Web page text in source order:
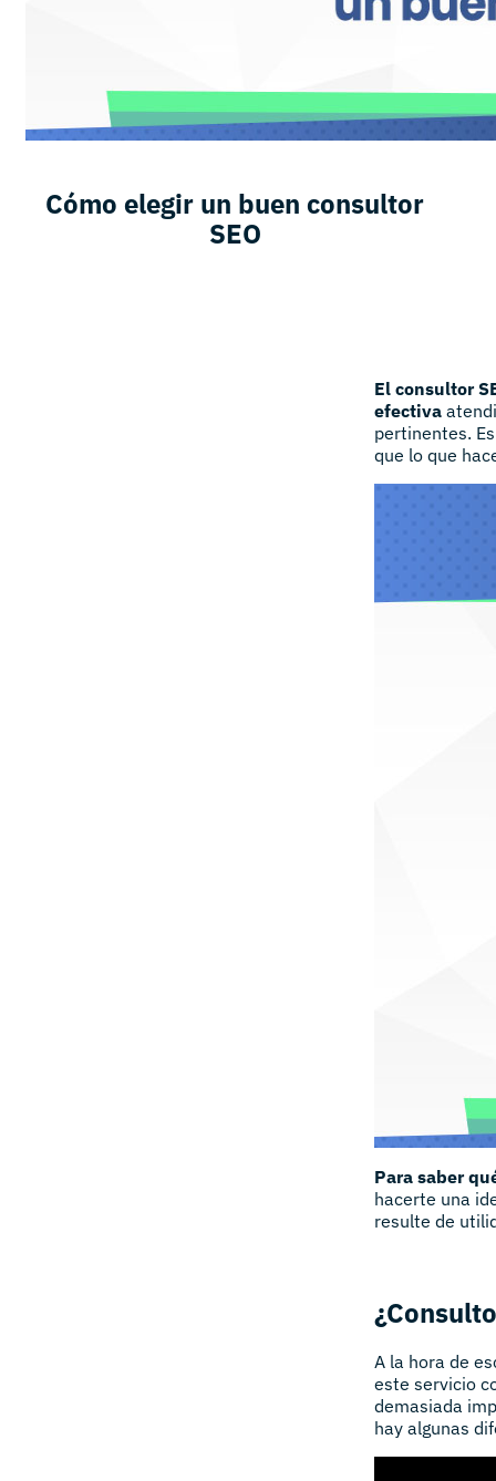
Cómo elegir un buen consultor
SEO
El consultor
efectiva
pertinentes.
que lo que
Para saber
hacerte una
resulte de
A la hora de
este servicio
demasiada
hay algunas